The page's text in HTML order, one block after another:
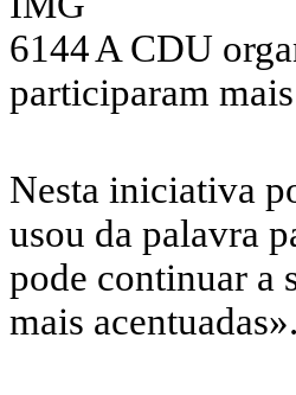
A CDU
participaram
Nesta iniciativa
usou da palavra
pode continuar a
mais acentuadas».